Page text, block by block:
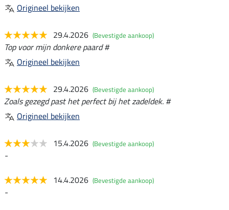
Origineel bekijken
29.4.2026 (Bevestigde aankoop)
Top voor mijn donkere paard #
Origineel bekijken
29.4.2026 (Bevestigde aankoop)
Zoals gezegd past het perfect bij het zadeldek. #
Origineel bekijken
15.4.2026 (Bevestigde aankoop)
-
14.4.2026 (Bevestigde aankoop)
-